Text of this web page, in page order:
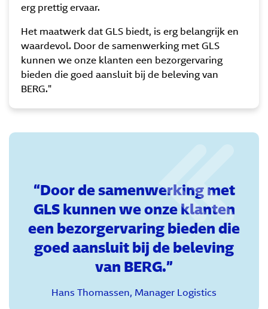
erg prettig ervaar.
Het maatwerk dat GLS biedt, is erg belangrijk en
waardevol. Door de samenwerking met GLS
kunnen we onze klanten een bezorgervaring
bieden die goed aansluit bij de beleving van
BERG."
Door de samenwerking met
GLS kunnen we onze klanten
een bezorgervaring bieden die
goed aansluit bij de beleving
van BERG.
Hans Thomassen, Manager Logistics